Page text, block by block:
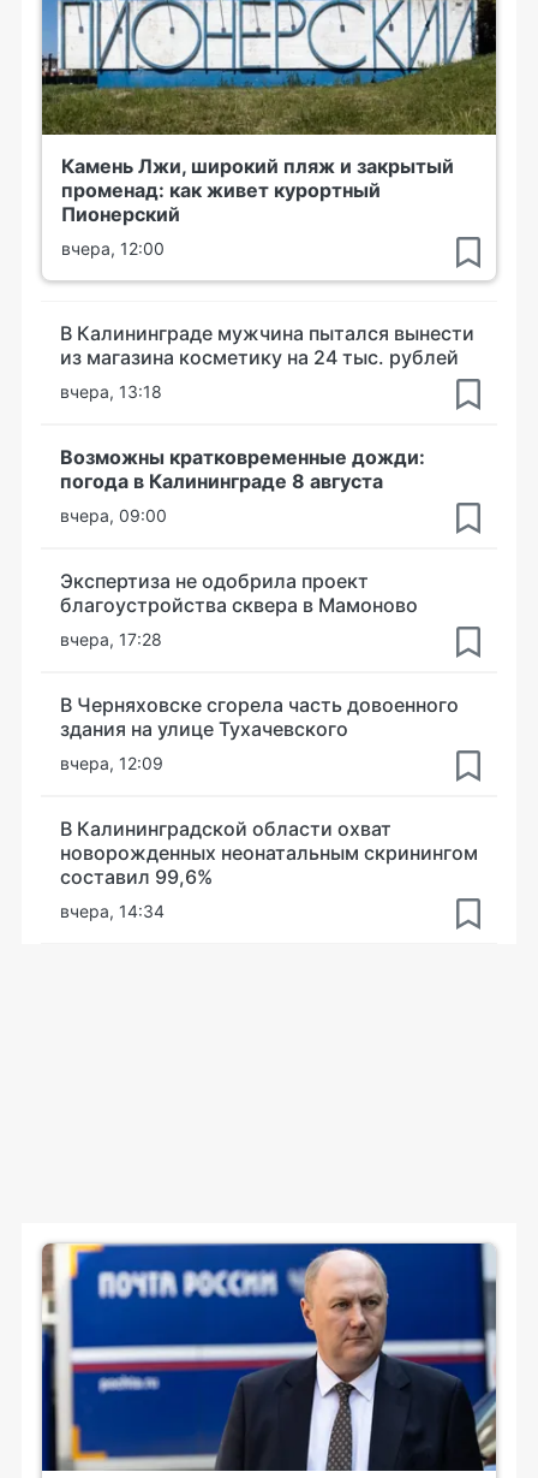
Камень Лжи, широкий пляж и закрытый
променад: как живет курортный
Пионерский
вчера, 12:00
В Калининграде мужчина пытался вынести
из магазина косметику на 24 тыс. рублей
вчера, 13:18
Возможны кратковременные дожди:
погода в Калининграде 8 августа
вчера, 09:00
Экспертиза не одобрила проект
благоустройства сквера в Мамоново
вчера, 17:28
В Черняховске сгорела часть довоенного
здания на улице Тухачевского
вчера, 12:09
В Калининградской области охват
новорожденных неонатальным скринингом
составил 99,6%
вчера, 14:34